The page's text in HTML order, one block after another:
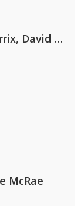
AFROJACK, Martin Garrix, David Guetta & Amél
McRae